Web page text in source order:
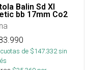
Balin Sd Xl
bb 17mm Co2
cuotas de $147.332sin